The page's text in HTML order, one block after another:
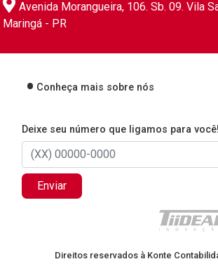
Avenida Morangueira, 106. Sb. 09. Vila
Maringá - PR
Conheça mais sobre nós
Deixe seu número que ligamos para você!
Enviar
Direitos reservados à Konte